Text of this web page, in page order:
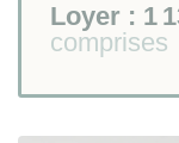
Loyer : 1
comprises